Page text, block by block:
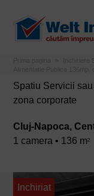
Prima pagina Inchiriere
Alimentatie Publica 136mp,
Spatiu Servicii
zona corporate
Cluj-Napoca,
1 camera • 136 m2
Inchiriat